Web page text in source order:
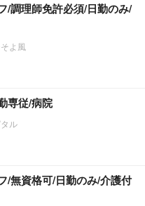
/調理師免許必須/日勤のみ/
よ風
専従/病院
ル
/無資格可/日勤のみ/介護付